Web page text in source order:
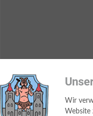
Wir
Website